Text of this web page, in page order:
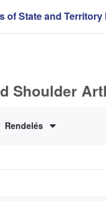
of State and Territory
Shoulder
Rendelés